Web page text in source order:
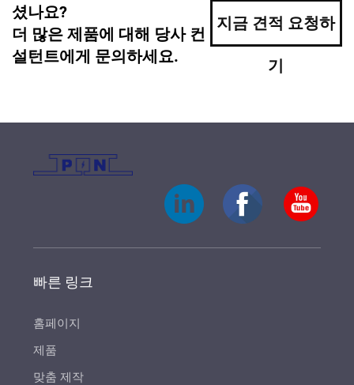
셨나요?
더 많은 제품에 대해 당사 컨
설턴트에게 문의하세요.
지금 견적 요청하
기
빠른 링크
홈페이지
제품
맞춤 제작